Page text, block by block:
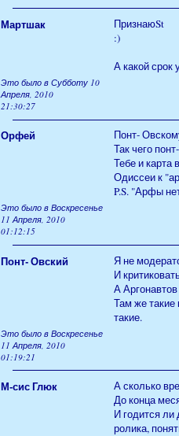
Мартшак
ПризнаюSt
:)
А какой срок
Это было в Субботу 10
Апреля, 2010
21:30:27
Орфей
Понт-
Так чего
Тебе и карта
Одиссеи к
P.S. "Арфы
Это было в Воскресенье
11 Апреля, 2010
01:12:15
Понт- Овский
Я не
И
А
Там же
такие.
Это было в Воскресенье
11 Апреля, 2010
01:19:21
М-сис Глюк
А сколько
До конца
И годится
ролика,